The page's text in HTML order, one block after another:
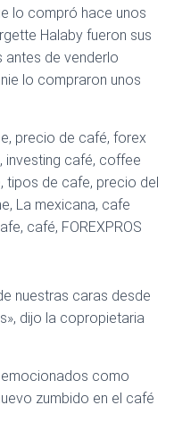
lo compró hace unos
Halaby fueron sus
antes de venderlo
lo compraron unos
nuestras caras desde
dijo la copropietaria
emocionados como
zumbido en el café